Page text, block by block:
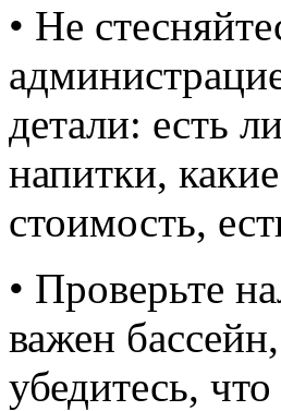
• Не
детали: есть
напитки,
стоимость,
• Проверьте
важен
убедитесь,